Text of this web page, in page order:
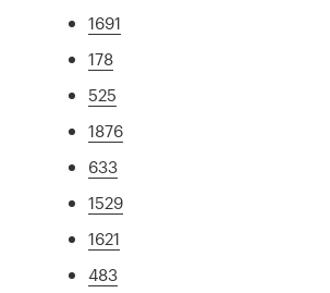
1691
178
525
1876
633
1529
1621
483